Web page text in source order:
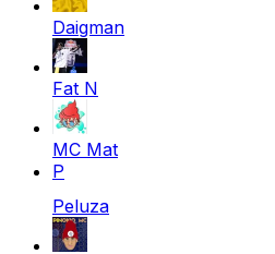
Daigman
Fat N
MC Mat
P
Peluza